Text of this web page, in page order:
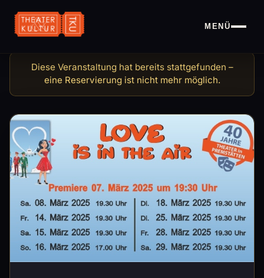
MENÜ
Love is in the air,